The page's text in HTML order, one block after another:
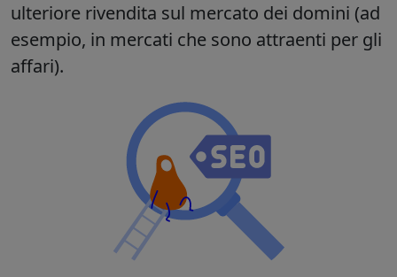
ulteriore rivendita sul mercato dei domini (ad
esempio, in mercati che sono attraenti per gli
affari).